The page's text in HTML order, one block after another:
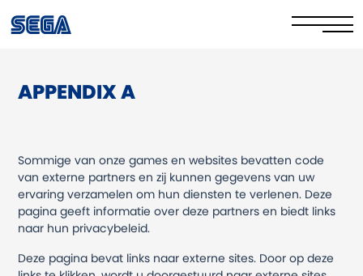
Privacybeleid
Veilig online blijven
Uw rechten
APPENDIX A
Sommige van onze games en websites bevatten code
van externe partners en zij kunnen gegevens van uw
ervaring verzamelen om hun diensten te verlenen. Deze
pagina geeft informatie over deze partners en biedt links
naar hun privacybeleid.
Deze pagina bevat links naar externe sites. Door op deze